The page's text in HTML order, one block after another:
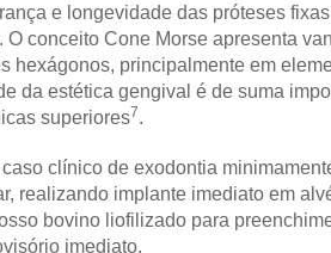
e longevidade das próteses
. O conceito Cone Morse apresenta
hexágonos, principalmente em
da estética gengival é de suma
superiores7.
clínico de exodontia
realizando implante imediato em
bovino liofilizado para
imediato.